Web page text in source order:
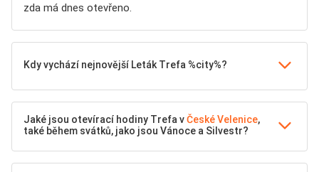
zda má dnes otevřeno.
Kdy vychází nejnovější Leták Trefa %city%?
Jaké jsou otevírací hodiny Trefa vČeské Velenice,
také během svátků, jako jsou Vánoce a Silvestr?